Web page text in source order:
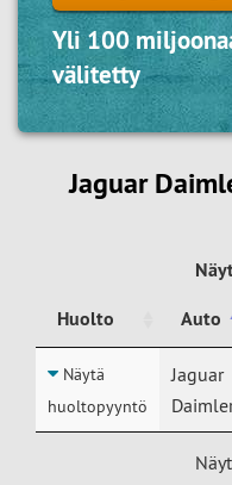
Yli 100
välitetty
Jaguar
Huolto
Auto
Huolto
Näytä
huoltopyyntö
Jaguar